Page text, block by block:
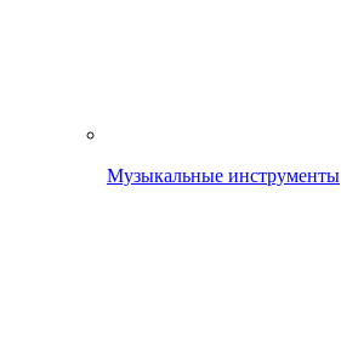
Музыкальные инструменты